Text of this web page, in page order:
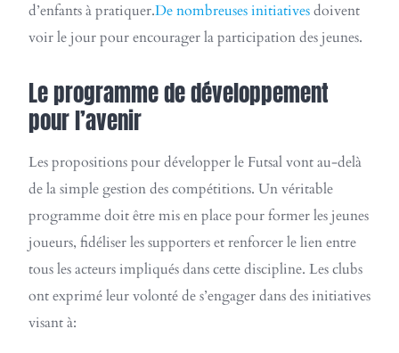
d’enfants à pratiquer.De nombreuses initiativesdoivent
voir le jour pour encourager la participation des jeunes.
Le programme de développement
pour l’avenir
Les propositions pour développer le Futsal vont au-delà
de la simple gestion des compétitions. Un véritable
programme doit être mis en place pour former les jeunes
joueurs, fidéliser les supporters et renforcer le lien entre
tous les acteurs impliqués dans cette discipline. Les clubs
ont exprimé leur volonté de s’engager dans des initiatives
visant à: